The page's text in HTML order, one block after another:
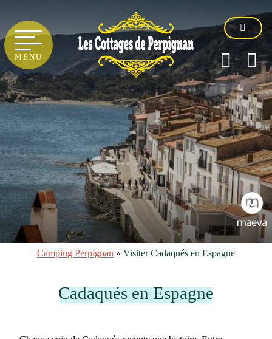
MENU
Camping Perpignan » Visiter Cadaqués en Espagne
Cadaqués en Espagne